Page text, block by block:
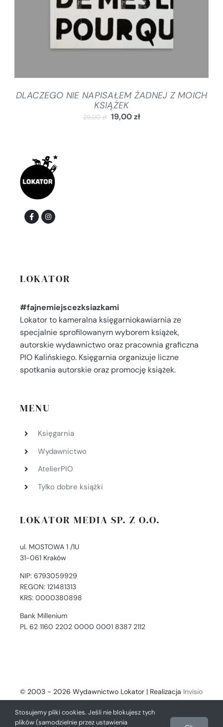
DLACZEGO NIE NAPISAŁEM ŻADNEJ Z MOICH
KSIĄŻEK
29,00zł 19,00zł
LOKATOR
#fajnemiejscezksiazkami
Lokator to kameralna księgarniokawiarnia ze
specjalnie sprofilowanym wyborem książek,
autorskie wydawnictwo oraz pracownia graficzna
PIO Kalińskiego. Księgarnia organizuje liczne
spotkania autorskie oraz promocję książek.
MENU
Księgarnia
Wydawnictwo
AtelierPIO
Tylko dobre książki
LOKATOR MEDIA SP. Z O.O.
ul. MOSTOWA 1 /1U
31-061 Kraków
NIP: 6793059929
REGON: 121481313
KRS: 0000380898
Bank Millenium
PL 62 1160 2202 0000 0001 8387 2112
© 2003 - 2026 Wydawnictwo Lokator | Realizacja Invisio
- Digital Solutions
Stosujemy pliki cookies. Jeśli nie blokujesz tych
plików (samodzielnie przez ustawienia